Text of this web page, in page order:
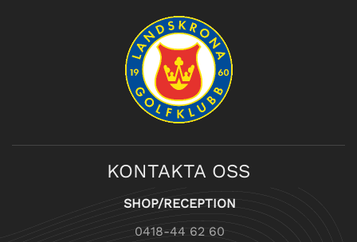
KONTAKTA OSS
SHOP/RECEPTION
0418-44 62 60